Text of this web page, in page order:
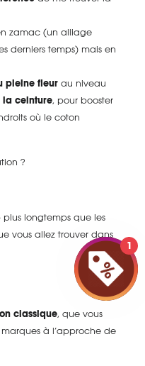
classique, que vous
à l’approche de
zamac (un alliage
derniers temps) mais en
pleine fleurau niveau
ceinture, pour booster
où le coton
?
plus longtemps que les
vous allez trouver dans
1